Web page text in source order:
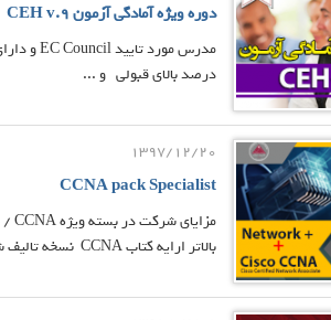
دوره ویژه آمادگی آزمون CEH v.9
درصد بالای قبولی و ...
1397/12/20
CCNA pack Specialist
بالاتر ارایه کتاب CCNA نسخه تالیف شده توسط کاریار ارقام...